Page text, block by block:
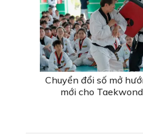
Chuyển đổi số mở
mới cho